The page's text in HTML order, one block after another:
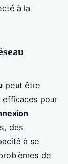
à la
peut être
efficaces pour
des
à se
de